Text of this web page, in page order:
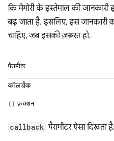
कि मेमोरी के इस्तेमाल की जानकारी
बढ़ जाता है. इसलिए, इस जानकारी
चाहिए, जब इसकी ज़रूरत हो.
पैरामीटर
कॉलबैक
फ़ंक्शन
callback पैरामीटर ऐसा दिखता है: